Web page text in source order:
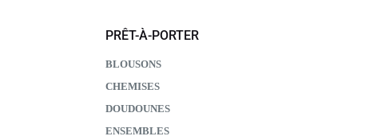
PRÊT-À-PORTER
BLOUSONS
CHEMISES
DOUDOUNES
ENSEMBLES